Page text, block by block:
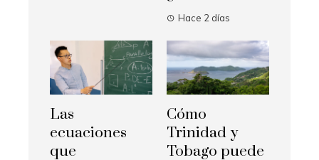
Hace 2 días
Las
ecuaciones
que
Cómo
Trinidad y
Tobago puede